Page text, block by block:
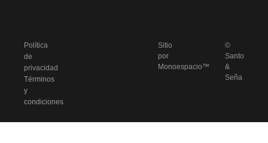
Política
de
privacidad
Términos
y
condiciones
Sitio
por
Monoespacio™
©
Santo
&
Seña